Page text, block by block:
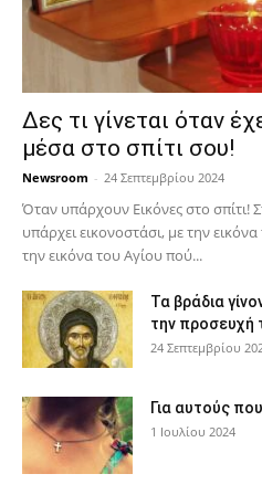
Δες τι γίνεται όταν
μέσα στο σπίτι σου!
Newsroom - 24 Σεπτεμβρίου 2024
Όταν υπάρχουν Εικόνες στο σπίτι!
υπάρχει εικονοστάσι, με την
την εικόνα του Αγίου πού...
Τα βράδια
την προσευχή
24 Σεπτεμβρίου
Για αυτούς
1 Ιουλίου 2024